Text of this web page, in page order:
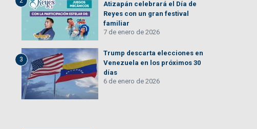
Atizapán celebrará el Día de
Reyes con un gran festival
familiar
7 de enero de 2026
3
Trump descarta elecciones en
Venezuela en los próximos 30
días
6 de enero de 2026